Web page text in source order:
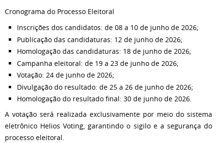
Cronograma do Processo Eleitoral
Inscrições dos candidatos: de 08 a 10 de junho de 2026;
Publicação das candidaturas: 12 de junho de 2026;
Homologação das candidaturas: 18 de junho de 2026;
Campanha eleitoral: de 19 a 23 de junho de 2026;
Votação: 24 de junho de 2026;
Divulgação do resultado: de 25 a 26 de junho de 2026;
Homologação do resultado final: 30 de junho de 2026.
A votação será realizada exclusivamente por meio do sistema
eletrônico Helios Voting, garantindo o sigilo e a segurança do
processo eleitoral.